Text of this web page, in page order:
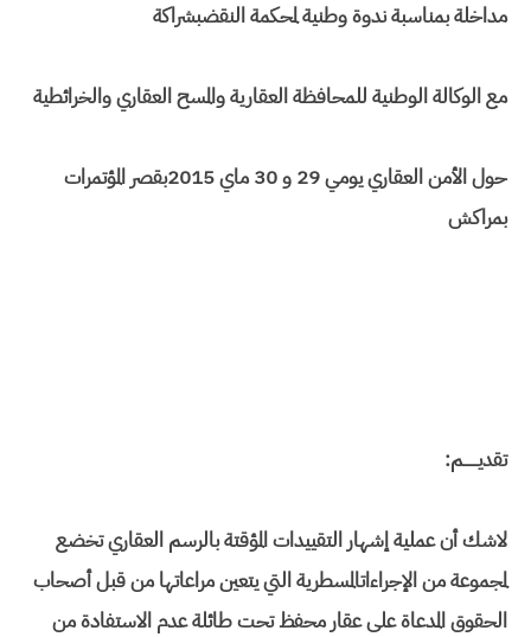
مداخلة بمناسبة ندوة وطنية لمحكمة النقضبشراكة
مع الوكالة الوطنية للمحافظة العقارية والمسح العقاري والخرائطية
حول الأمن العقاري يومي 29 و 30 ماي 2015بقصر المؤتمرات
بمراكش
تقديــــــم:
لاشك أن عملية إشهار التقييدات المؤقتة بالرسم العقاري تخضع
لمجموعة من الإجراءاتالمسطرية التي يتعين مراعاتها من قبل أصحاب
الحقوق المدعاة على عقار محفظ تحت طائلة عدم الاستفادة من